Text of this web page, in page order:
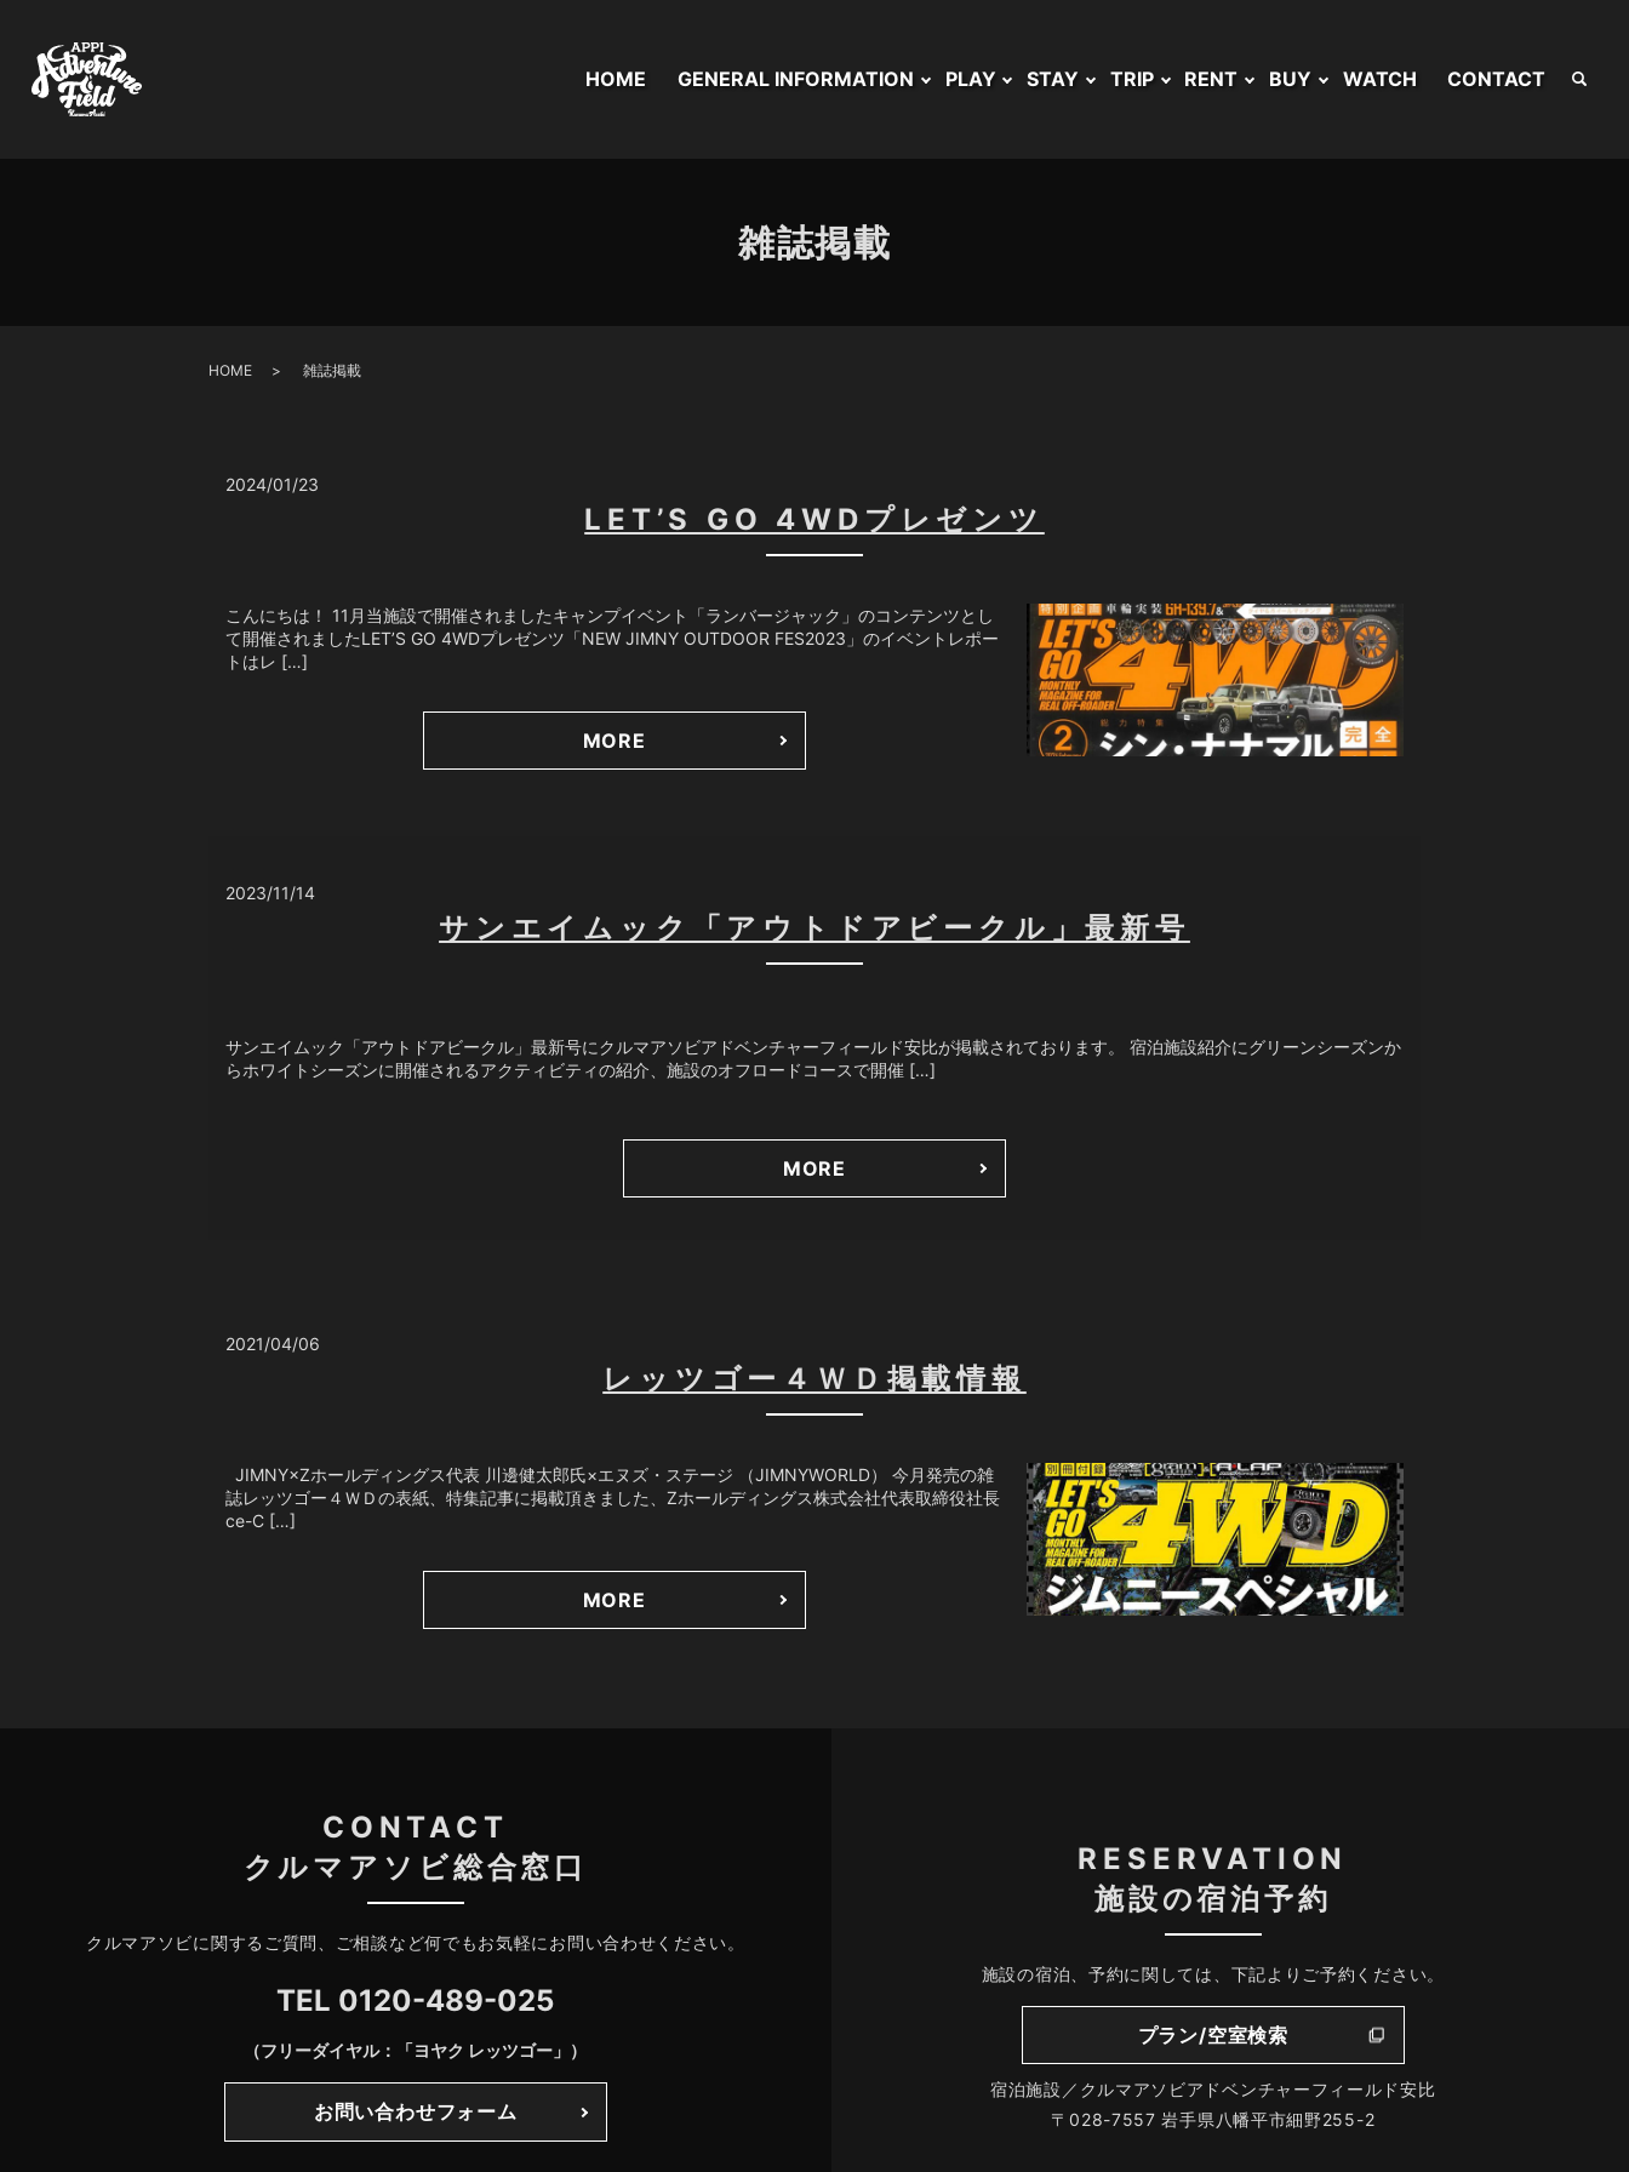
HOME GENERAL INFORMATION PLAY STAY TRIP RENT BUY WATCH CONTACT
雑誌掲載
HOME 雑誌掲載
2024/01/23
LET’S GO 4WDプレゼンツ
こんにちは！ 11月当施設で開催されましたキャンプイベント「ランバージャック」のコンテンツとし
て開催されましたLET’S GO 4WDプレゼンツ「NEW JIMNY OUTDOOR FES2023」のイベントレポー
トはレ […]
MORE
2023/11/14
サンエイムック「アウトドアビークル」最新号
サンエイムック「アウトドアビークル」最新号にクルマアソビアドベンチャーフィールド安比が掲載されております。 宿泊施設紹介にグリーンシーズンか
らホワイトシーズンに開催されるアクティビティの紹介、施設のオフロードコースで開催 […]
MORE
2021/04/06
レッツゴー４ＷＤ掲載情報
JIMNY×Zホールディングス代表 川邊健太郎氏×エヌズ・ステージ （JIMNYWORLD） 今月発売の雑
誌レッツゴー４ＷＤの表紙、特集記事に掲載頂きました、Zホールディングス株式会社代表取締役社長
ce-C […]
MORE
CONTACT
クルマアソビ総合窓口
クルマアソビに関するご質問、ご相談など何でもお気軽にお問い合わせください。
TEL 0120-489-025
（フリーダイヤル：「ヨヤク レッツゴー」）
お問い合わせフォーム
RESERVATION
施設の宿泊予約
施設の宿泊、予約に関しては、下記よりご予約ください。
プラン/空室検索
宿泊施設／クルマアソビアドベンチャーフィールド安比
〒028-7557 岩手県八幡平市細野255-2